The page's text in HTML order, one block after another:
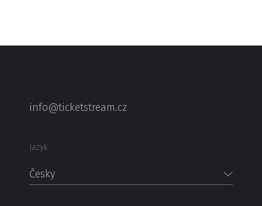
info@ticketstream.cz
Jazyk
Česky